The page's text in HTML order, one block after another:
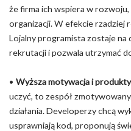
że firma ich wspiera w
organizacji. W efekcie rzadziej
Lojalny programista zostaje na
rekrutacji i pozwala utrzymać
• Wyższa motywacja i
uczyć, to zespół
działania. Developerzy chcą
usprawniają kod, proponują